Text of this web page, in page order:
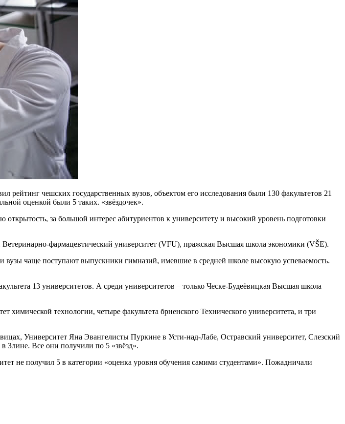
рейтинг чешских государственных вузов, объектом его исследования были 130 факультетов 21
оценкой были 5 таких. «звёздочек».
за большой интерес абитуриентов к университету и высокий уровень подготовки
фармацевтический университет (VFU), пражская Высшая школа экономики (VŠE).
вузы чаще поступают выпускники гимназий, имевшие в средней школе высокую успеваемость.
13 университетов. А среди университетов – только Ческе-Будеёвицкая Высшая школа
технологии, четыре факультета брненского Технического университета, и три
Университет Яна Эвангелисты Пуркине в Усти-над-Лабе, Остравский университет, Слезский
Злине. Все они получили по 5 «звёзд».
не получил 5 в категории «оценка уровня обучения самими студентами». Пожадничали